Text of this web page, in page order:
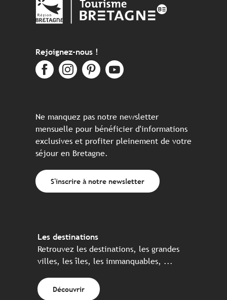
Rejoignez-nous !
Ne manquez pas notre newsletter
mensuelle pour bénéficier d'informations
exclusives et profiter pleinement de votre
séjour en Bretagne.
S'inscrire à notre newsletter
Les destinations
Retrouvez les destinations, les grandes
villes, les îles, les immanquables, ...
Découvrir